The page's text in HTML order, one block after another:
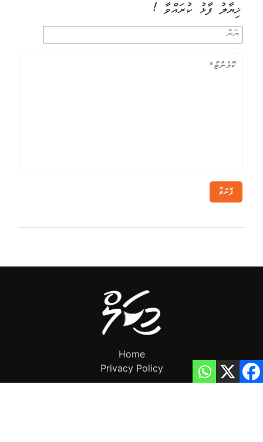
ޚިޔާލު ފާޅު ކުރައްވާ !
ފޮނުވާ
Home
Privacy Policy